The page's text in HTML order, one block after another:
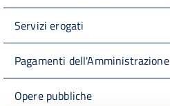
Servizi erogati
Pagamenti dell'Amministrazione
Opere pubbliche